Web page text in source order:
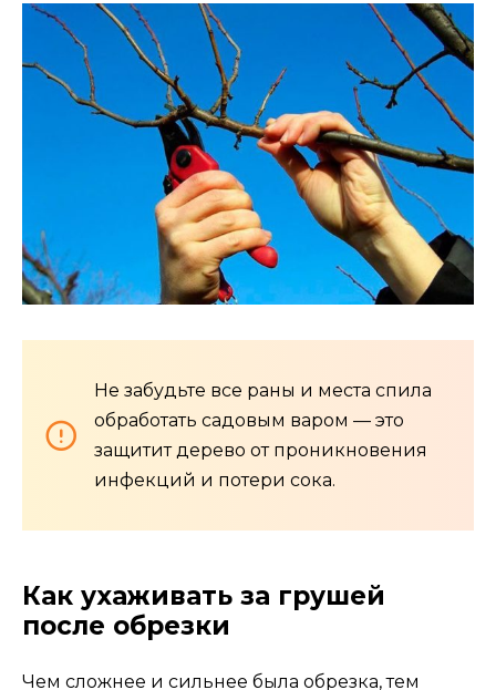
Не забудьте все раны и места спила
обработать садовым варом — это
защитит дерево от проникновения
инфекций и потери сока.
Как ухаживать за грушей
после обрезки
Чем сложнее и сильнее была обрезка, тем